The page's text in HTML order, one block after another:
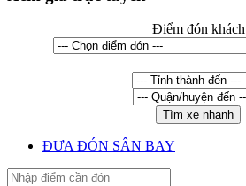
Điểm đón khách
Tìm xe nhanh
ĐƯA ĐÓN SÂN BAY